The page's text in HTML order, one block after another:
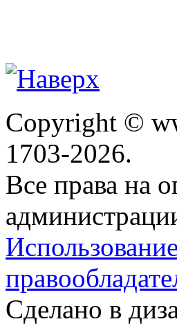
Copyright ©
1703-2026.
Все права на
Сделано в